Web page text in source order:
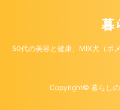
暮
50代の美容と健康、MIX犬（ポ
Copyright© 暮らし